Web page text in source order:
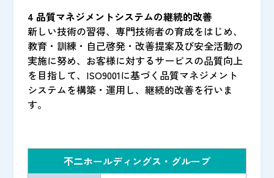
4 品質マネジメントシステムの継続的改善
新しい技術の習得、専門技術者の育成をはじめ、
教育・訓練・自己啓発・改善提案及び安全活動の
実施に努め、お客様に対するサービスの品質向上
を目指して、ISO9001に基づく品質マネジメント
システムを構築・運用し、継続的改善を行いま
す。
不二ホールディングス・グループ